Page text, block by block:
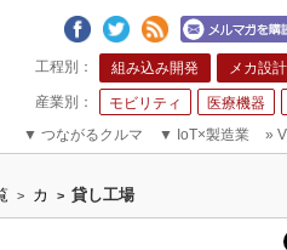
組み込み開発 メカ設計
モビリティ
医療機器
▼ つながるクルマ ▼ IoT×製造業 »
> カ > 貸し工場